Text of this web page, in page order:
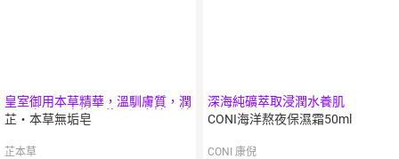
皇室御用本草精華，溫馴膚質，潤
澤肌膚，全身皆可使用，亦適用於
嬰幼兒與敏弱肌
芷‧本草無垢皂
芷本草
深海純礦萃取浸潤水養肌
CONI海洋熬夜保濕霜50ml
CONI 康倪